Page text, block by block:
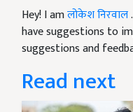
Hey! I amलोकेश निरवाल
have suggestions to
suggestions and
Read next